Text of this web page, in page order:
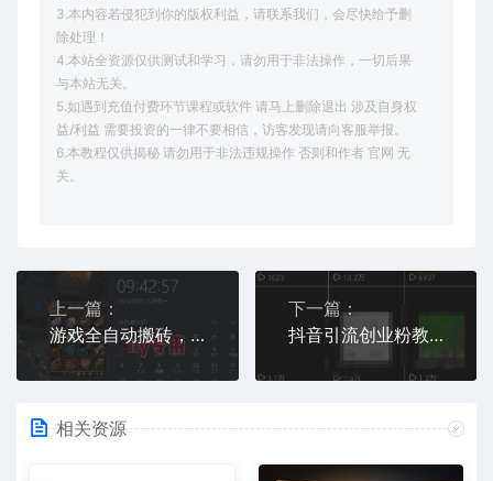
3.本内容若侵犯到你的版权利益，请联系我们，会尽快给予删
除处理！
4.本站全资源仅供测试和学习，请勿用于非法操作，一切后果
与本站无关。
5.如遇到充值付费环节课程或软件 请马上删除退出 涉及自身权
益/利益 需要投资的一律不要相信，访客发现请向客服举报。
6.本教程仅供揭秘 请勿用于非法违规操作 否则和作者 官网 无
关。
上一篇：
游戏全自动搬砖，当天就见收益，日入1K+，永不失业副业兼职项目【揭秘】
下一篇：
抖音引流创业粉教程，创业粉终于跑通了，私域是永远的王
相关资源